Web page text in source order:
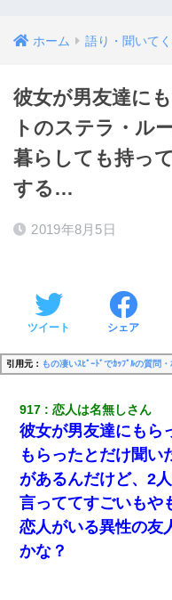
ホーム 語り・聞いて
彼女が男友達に
トのステラ・ル
暮らしても持っ
する…
2019年8月5日
ツイート シェア
引用元： もの凄いｽﾋﾟｰﾄﾞでｶｯﾌﾟﾙの質問
917 恋人は名無しさん
彼女が男友達にもら
もらったとだけ聞い
があるんだけど、2
言っててすごいもや
恋人がいる異性の友
かな？